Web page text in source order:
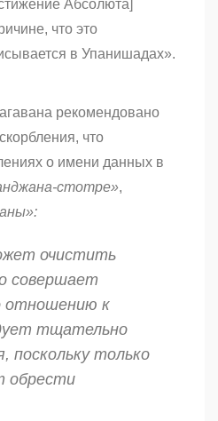
Абсолюта]
что это
в Упанишадах».
рекомендовано
что
о имени данных в
стотре»,
очистить
совершает
отношению к
тщательно
поскольку только
обрести